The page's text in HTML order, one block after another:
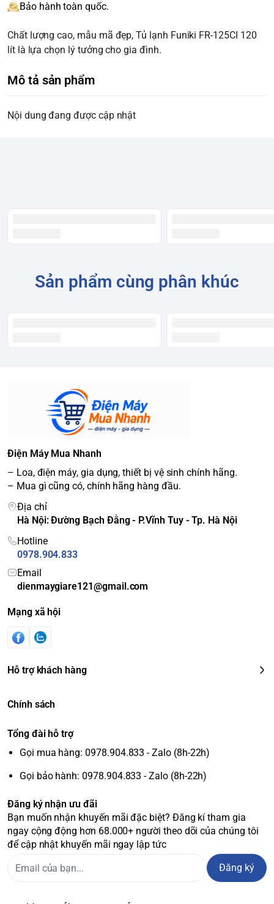
Bảo hành toàn quốc.
Chất lượng cao, mẫu mã đẹp, Tủ lạnh Funiki FR-125CI 120
lít là lựa chọn lý tưởng cho gia đình.
Mô tả sản phẩm
Nội dung đang được cập nhật
Sản phẩm cùng phân khúc
Điện Máy Mua Nhanh
– Loa, điện máy, gia dụng, thiết bị vệ sinh chính hãng.
– Mua gì cũng có, chính hãng hàng đầu.
Địa chỉ
Hà Nội: Đường Bạch Đằng - P.Vĩnh Tuy - Tp. Hà Nội
Hotline
0978.904.833
Email
dienmaygiare121@gmail.com
Mạng xã hội
Hỗ trợ khách hàng
Chính sách
Tổng đài hỗ trợ
Gọi mua hàng: 0978.904.833 - Zalo (8h-22h)
Gọi bảo hành: 0978.904.833 - Zalo (8h-22h)
Đăng ký nhận ưu đãi
Bạn muốn nhận khuyến mãi đặc biệt? Đăng kí tham gia
ngay cộng động hơn 68.000+ người theo dõi của chúng tôi
để cập nhật khuyến mãi ngay lập tức
Đăng ký